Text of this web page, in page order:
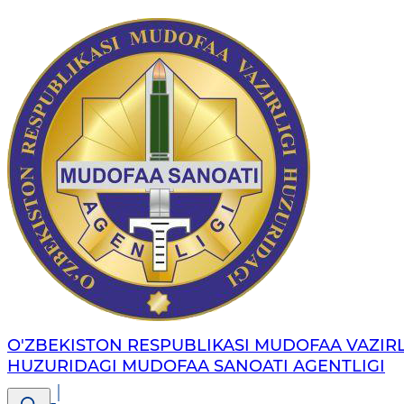
O'ZBEKISTON RESPUBLIKASI MUDOFAA
HUZURIDAGI MUDOFAA SANOATI AGENTLIGI